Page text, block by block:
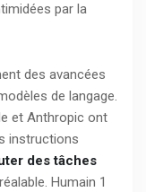
par la
des avancées
de langage.
et Anthropic ont
instructions
des tâches
Humain 1